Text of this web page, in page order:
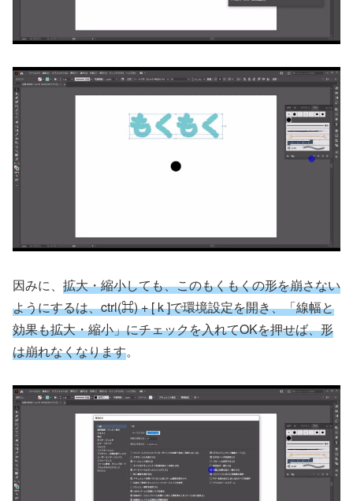
因みに、 拡大・縮小しても、このもくもくの形を崩さない
ようにするは、ctrl(⌘) + [ k ]で環境設定を開き、「線幅と
効果も拡大・縮小」にチェックを入れてOKを押せば、形
は崩れなくなります。